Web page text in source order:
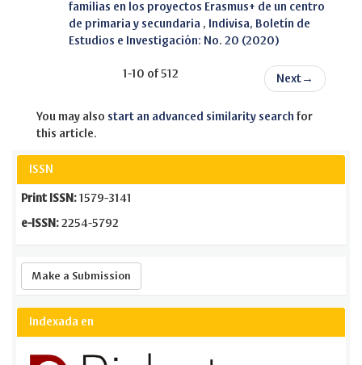
familias en los proyectos Erasmus+ de un centro
de primaria y secundaria , Indivisa, Boletín de
Estudios e Investigación: No. 20 (2020)
1-10 of 512 Next →
You may also start an advanced similarity search for
this article.
ISSN
Print ISSN: 1579-3141
e-ISSN: 2254-5792
Make a Submission
Indexada en